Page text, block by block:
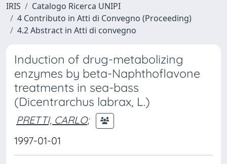
IRIS
Catalogo Ricerca UNIPI
4 Contributo in Atti di Convegno (Proceeding)
4.2 Abstract in Atti di convegno
Induction of drug-metabolizing
enzymes by beta-Naphthoflavone
treatments in sea-bass
(Dicentrarchus labrax, L.)
PRETTI, CARLO;
1997-01-01